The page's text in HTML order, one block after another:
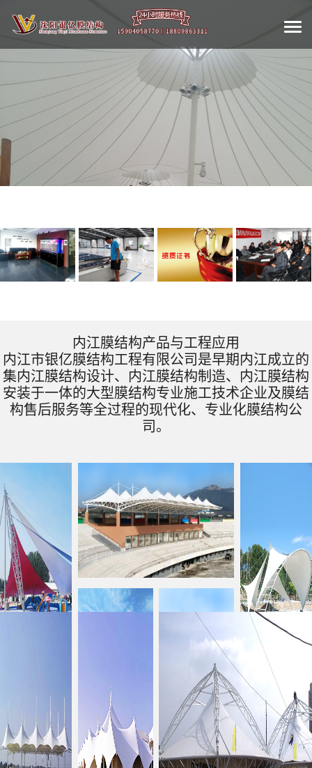
内江膜结构产品与工程应用
内江市银亿膜结构工程有限公司是早期内江成立的
集内江膜结构设计、内江膜结构制造、内江膜结构
安装于一体的大型膜结构专业施工技术企业及膜结
构售后服务等全过程的现代化、专业化膜结构公
司。